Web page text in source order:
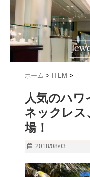
ホーム > ITEM >
人気のハワ
ネックレ
場！
2018/08/03